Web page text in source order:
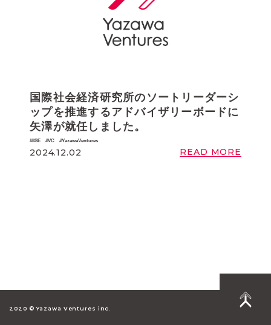
国際社会経済研究所のソートリーダーシ
ップを推進するアドバイザリーボードに
矢澤が就任しました。
IISE VC YazawaVentures
2024.12.02 READ MORE
2020 © Yazawa Ventures inc.